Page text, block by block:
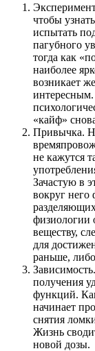
чтобы
испытать
пагубного
тогда как
наиболее
возникает
«кайф»
Привычка.
не кажутся
Зачастую в
вокруг него
физиологии
веществу,
для
раньше,
получения
функций.
начинает
снятия
Жизнь
новой дозы.